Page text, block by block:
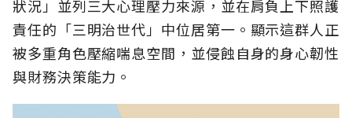
狀況」並列三大心理壓力來源，並在肩負上下照護
責任的「三明治世代」中位居第一。顯示這群人正
被多重角色壓縮喘息空間，並侵蝕自身的身心韌性
與財務決策能力。